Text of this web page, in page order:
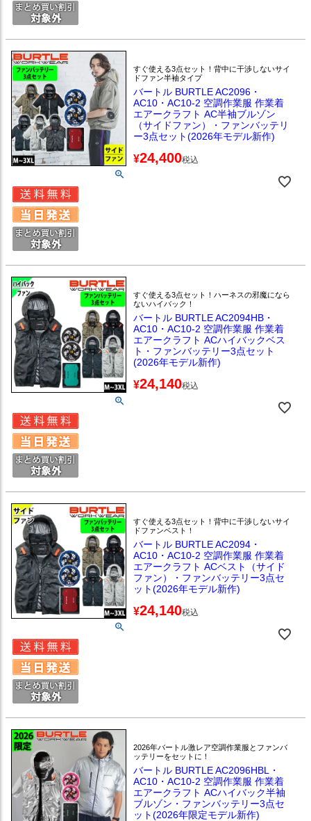
すぐ使える3点セット！背中に干渉しないサイ
ドファン半袖タイプ
バートル BURTLE AC2096・
AC10・AC10-2 空調作業服 作業着
エアークラフト AC半袖ブルゾン
（サイドファン）・ファンバッテリ
ー3点セット(2026年モデル新作)
¥24,400税込
すぐ使える3点セット！ハーネスの邪魔になら
ないハイバック！
バートル BURTLE AC2094HB・
AC10・AC10-2 空調作業服 作業着
エアークラフト ACハイバックベス
ト・ファンバッテリー3点セット
(2026年モデル新作)
¥24,140税込
すぐ使える3点セット！背中に干渉しないサイ
ドファンベスト！
バートル BURTLE AC2094・
AC10・AC10-2 空調作業服 作業着
エアークラフト ACベスト（サイド
ファン）・ファンバッテリー3点セ
ット(2026年モデル新作)
¥24,140税込
2026年バートル激レア空調作業服とファンバ
ッテリーをセットに！
バートル BURTLE AC2096HBL・
AC10・AC10-2 空調作業服 作業着
エアークラフト ACハイバック半袖
ブルゾン・ファンバッテリー3点セ
ット(2026年限定モデル新作)